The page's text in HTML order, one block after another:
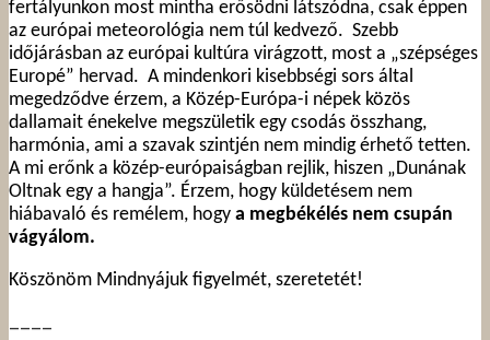
fertályunkon most mintha erősödni látszódna, csak éppen
az európai meteorológia nem túl kedvező. Szebb
időjárásban az európai kultúra virágzott, most a „szépséges
Europé” hervad. A mindenkori kisebbségi sors által
megedződve érzem, a Közép-Európa-i népek közös
dallamait énekelve megszületik egy csodás összhang,
harmónia, ami a szavak szintjén nem mindig érhető tetten.
A mi erőnk a közép-európaiságban rejlik, hiszen „Dunának
Oltnak egy a hangja”. Érzem, hogy küldetésem nem
hiábavaló és remélem, hogy a megbékélés nem csupán
vágyálom.
Köszönöm Mindnyájuk figyelmét, szeretetét!